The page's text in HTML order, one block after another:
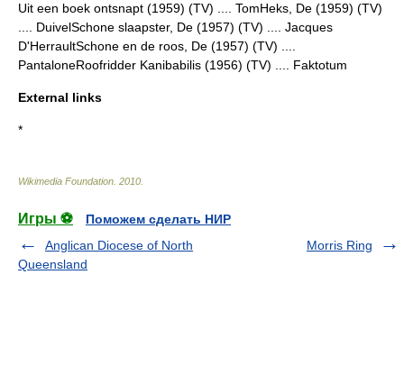
Uit een boek ontsnapt (1959) (TV) .... TomHeks, De (1959) (TV)
.... DuivelSchone slaapster, De (1957) (TV) .... Jacques
D'HerraultSchone en de roos, De (1957) (TV) ....
PantaloneRoofridder Kanibabilis (1956) (TV) .... Faktotum
External links
*
Wikimedia Foundation 2010
Игры ⚽
Поможем сделать НИР
Anglican Diocese of North
Queensland
Morris Ring